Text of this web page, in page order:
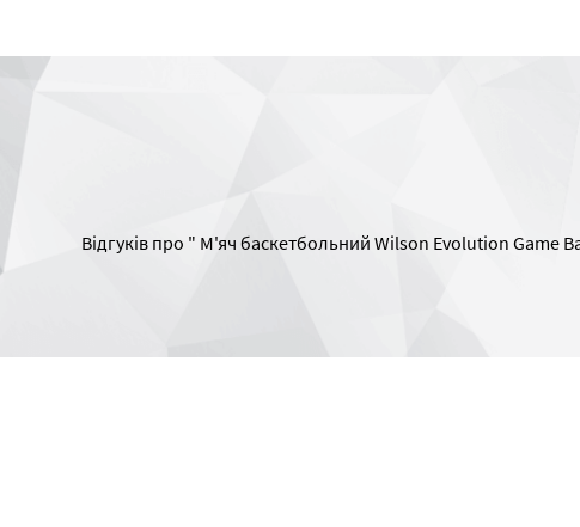
Відгуків про " М'яч баскетбольний Wilson Evolution Game